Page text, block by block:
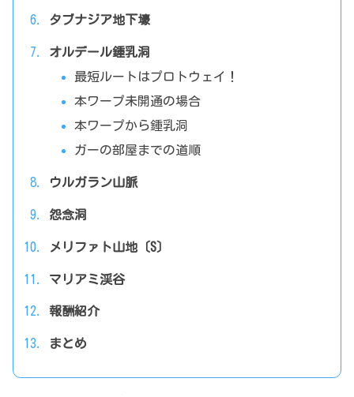
タブナジア地下壕
オルデール鍾乳洞
最短ルートはプロトウェイ！
本ワープ未開通の場合
本ワープから鍾乳洞
ガーの部屋までの道順
ウルガラン山脈
怨念洞
メリファト山地〔S〕
マリアミ渓谷
報酬紹介
まとめ